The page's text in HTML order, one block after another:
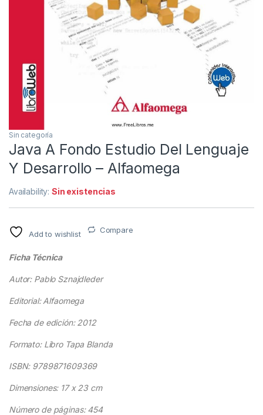
Sin categoría
Java A Fondo Estudio Del Lenguaje
Y Desarrollo – Alfaomega
Availability:Sin existencias
Add to wishlist Compare
Ficha Técnica
Autor: Pablo Sznajdleder
Editorial: Alfaomega
Fecha de edición: 2012
Formato: Libro Tapa Blanda
ISBN: 9789871609369
Dimensiones: 17 x 23 cm
Número de páginas: 454